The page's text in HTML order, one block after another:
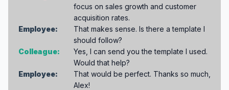
focus on sales growth and customer
acquisition rates.
Employee:
That makes sense. Is there a template I
should follow?
Colleague:
Yes, I can send you the template I used.
Would that help?
Employee:
That would be perfect. Thanks so much,
Alex!